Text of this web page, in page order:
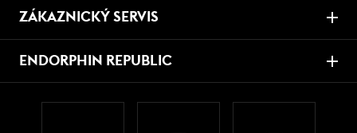
ZÁKAZNICKÝ SERVIS
ENDORPHIN REPUBLIC